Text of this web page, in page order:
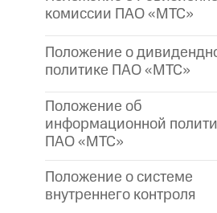
комиссии ПАО «МТС»
Положение о
политике ПАО «МТС»
Положение об
информационной
ПАО «МТС»
Положение о системе
внутреннего контроля